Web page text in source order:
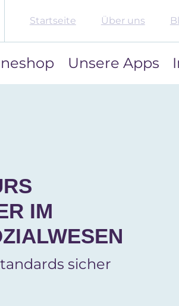
Startseite Über uns
Unsere Apps
IM
sicher